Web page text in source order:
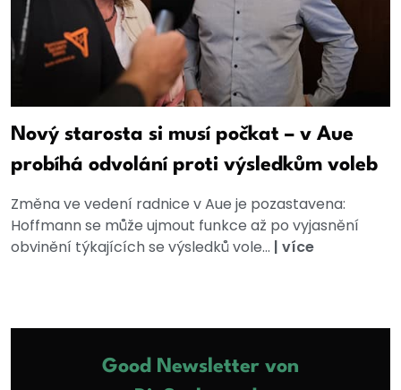
Nový starosta si musí počkat – v Aue
probíhá odvolání proti výsledkům voleb
Změna ve vedení radnice v Aue je pozastavena:
Hoffmann se může ujmout funkce až po vyjasnění
obvinění týkajících se výsledků vole... | více
Good Newsletter von